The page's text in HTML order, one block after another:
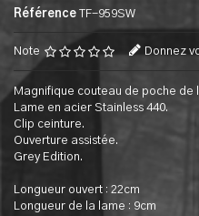
Référence TF-959SW
Note Donnez
Magnifique couteau de poche de
Lame en acier Stainless 440.
Clip ceinture.
Ouverture assistée.
Grey Edition.
Longueur ouvert : 22cm
Longueur de la lame : 9cm